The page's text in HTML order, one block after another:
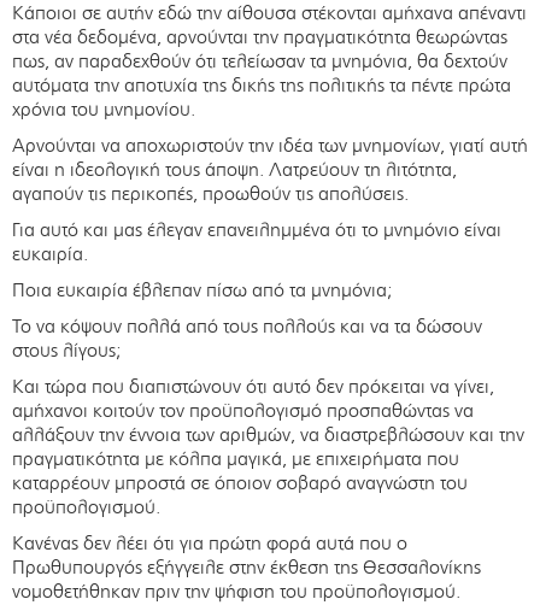
Κάποιοι σε αυτήν εδώ την αίθουσα στέκονται αμήχανα απέναντι
στα νέα δεδομένα, αρνούνται την πραγματικότητα θεωρώντας
πως, αν παραδεχθούν ότι τελείωσαν τα μνημόνια, θα δεχτούν
αυτόματα την αποτυχία της δικής της πολιτικής τα πέντε πρώτα
χρόνια του μνημονίου.
Αρνούνται να αποχωριστούν την ιδέα των μνημονίων, γιατί αυτή
είναι η ιδεολογική τους άποψη. Λατρεύουν τη λιτότητα,
αγαπούν τις περικοπές, προωθούν τις απολύσεις.
Για αυτό και μας έλεγαν επανειλημμένα ότι το μνημόνιο είναι
ευκαιρία.
Ποια ευκαιρία έβλεπαν πίσω από τα μνημόνια;
Το να κόψουν πολλά από τους πολλούς και να τα δώσουν
στους λίγους;
Και τώρα που διαπιστώνουν ότι αυτό δεν πρόκειται να γίνει,
αμήχανοι κοιτούν τον προϋπολογισμό προσπαθώντας να
αλλάξουν την έννοια των αριθμών, να διαστρεβλώσουν και την
πραγματικότητα με κόλπα μαγικά, με επιχειρήματα που
καταρρέουν μπροστά σε όποιον σοβαρό αναγνώστη του
προϋπολογισμού.
Κανένας δεν λέει ότι για πρώτη φορά αυτά που ο
Πρωθυπουργός εξήγγειλε στην έκθεση της Θεσσαλονίκης
νομοθετήθηκαν πριν την ψήφιση του προϋπολογισμού.